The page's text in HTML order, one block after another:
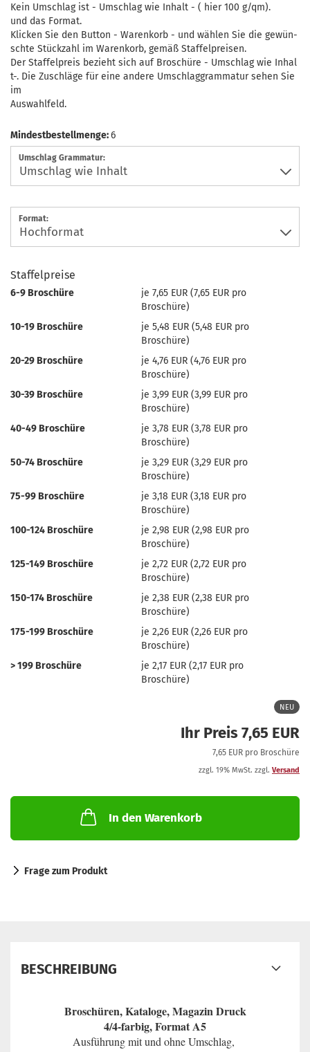
Kein Umschlag ist - Umschlag wie Inhalt - ( hier 100 g/qm).
und das Format.
Klicken Sie den Button - Warenkorb - und wählen Sie die gewün-
schte Stückzahl im Warenkorb, gemäß Staffelpreisen.
Der Staffelpreis bezieht sich auf Broschüre - Umschlag wie Inhal
t-. Die Zuschläge für eine andere Umschlaggrammatur sehen Sie
im
Auswahlfeld.
Mindestbestellmenge:6
Umschlag Grammatur:
Format:
Staffelpreise
6-9 Broschüre
je 7,65 EUR (7,65 EUR pro
Broschüre)
10-19 Broschüre
je 5,48 EUR (5,48 EUR pro
Broschüre)
20-29 Broschüre
je 4,76 EUR (4,76 EUR pro
Broschüre)
30-39 Broschüre
je 3,99 EUR (3,99 EUR pro
Broschüre)
40-49 Broschüre
je 3,78 EUR (3,78 EUR pro
Broschüre)
50-74 Broschüre
je 3,29 EUR (3,29 EUR pro
Broschüre)
75-99 Broschüre
je 3,18 EUR (3,18 EUR pro
Broschüre)
100-124 Broschüre
je 2,98 EUR (2,98 EUR pro
Broschüre)
125-149 Broschüre
je 2,72 EUR (2,72 EUR pro
Broschüre)
150-174 Broschüre
je 2,38 EUR (2,38 EUR pro
Broschüre)
175-199 Broschüre
je 2,26 EUR (2,26 EUR pro
Broschüre)
> 199 Broschüre
je 2,17 EUR (2,17 EUR pro
Broschüre)
NEU
Ihr Preis 7,65 EUR
7,65 EUR pro Broschüre
zzgl. 19% MwSt. zzgl. Versand
In den Warenkorb
Frage zum Produkt
BESCHREIBUNG
Broschüren, Kataloge, Magazin Druck
4/4-farbig, Format A5
Ausführung mit und ohne Umschlag,